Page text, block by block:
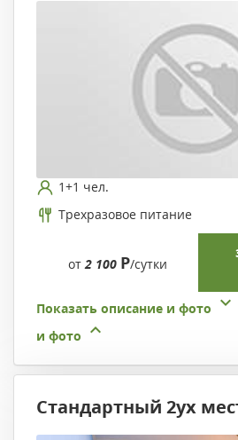
1+1 чел.
Трехразовое питание
от 2 100 Р/сутки
Показать описание и фото
и фото
Стандартный 2ух